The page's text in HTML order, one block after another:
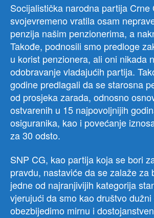
Socijalistička narodna partija Crne
svojevremeno vratila osam
penzija našim penzionerima, a
Takođe, podnosili smo predloge
u korist penzionera, ali oni nikada
odobravanje vladajućih partija.
godine predlagali da se starosna
od prosjeka zarada, odnosno
ostvarenih u 15 najpovoljnijih
osiguranika, kao i povećanje
za 30 odsto.
SNP CG, kao partija koja se bori
pravdu, nastaviće da se zalaže za
jedne od najranjivijih kategorija
vjerujući da smo kao društvo dužni
obezbijedimo mirnu i